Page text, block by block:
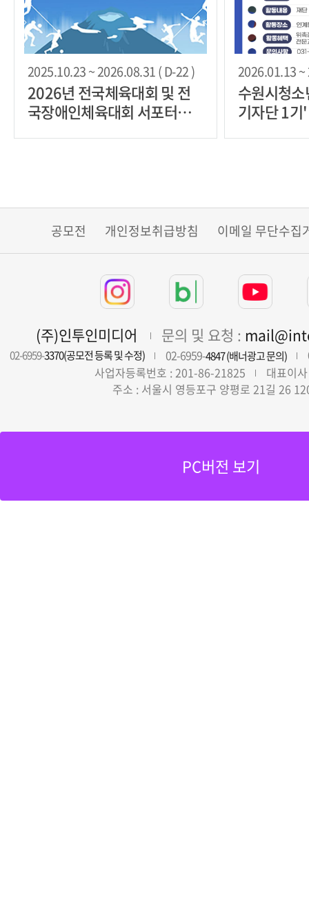
2025.10.23 ~ 2026.08.31 ( D-22 )
2026년 전국체육대회 및 전
국장애인체육대회 서포터즈
2026.01.13
수원시청
기자단 1기
공모전 개인정보취급방침 이메일 무단수집
(주)인투인미디어 문의 및 요청 :
02-6959-3370(공모전 등록 및 수정) 02-6959-4847 (배너광고 문의)
사업자등록번호 : 201-86-21825
대표이
주소 : 서울시 영등포구 양평로 21길 26
PC버전 보기